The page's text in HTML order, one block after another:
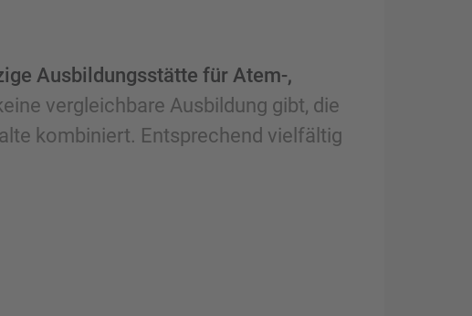
Ausbildungsstätte für Atem-,
vergleichbare Ausbildung gibt, die
kombiniert. Entsprechend vielfältig